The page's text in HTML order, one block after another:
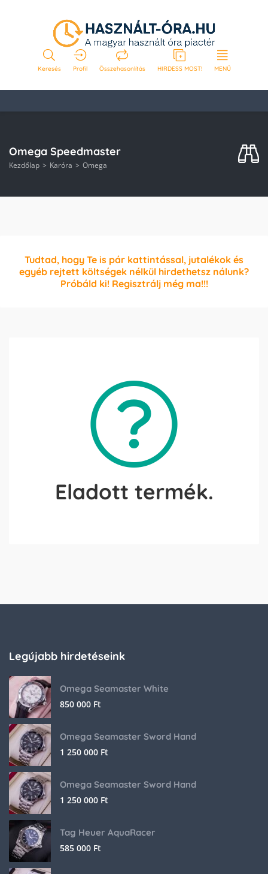
Keresés Profil Összehasonlítás HIRDESS MOST! MENÜ
Omega Speedmaster
Kezdőlap Karóra Omega
Tudtad, hogy Te is pár kattintással, jutalékok és
egyéb rejtett költségek nélkül hirdethetsz nálunk?
Próbáld ki! Regisztrálj még ma!!!
Eladott termék.
Legújabb hirdetéseink
Omega Seamaster White
850 000 Ft
Omega Seamaster Sword Hand
1 250 000 Ft
Omega Seamaster Sword Hand
1 250 000 Ft
Tag Heuer AquaRacer
585 000 Ft